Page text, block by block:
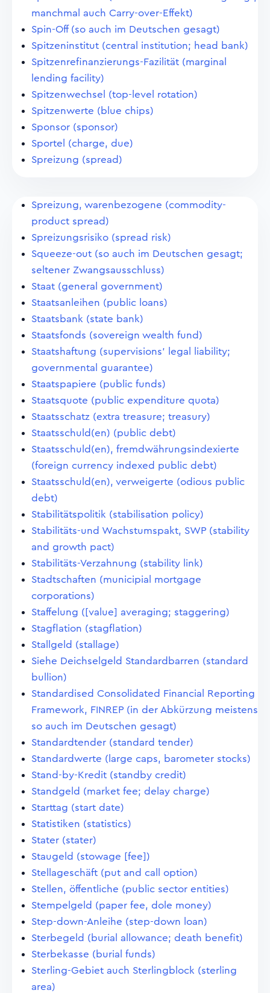
manchmal auch Carry-over-Effekt)
Spin-Off (so auch im Deutschen gesagt)
Spitzeninstitut (central institution; head bank)
Spitzenrefinanzierungs-Fazilität (marginal
lending facility)
Spitzenwechsel (top-level rotation)
Spitzenwerte (blue chips)
Sponsor (sponsor)
Sportel (charge, due)
Spreizung (spread)
Spreizung, warenbezogene (commodity-
product spread)
Spreizungsrisiko (spread risk)
Squeeze-out (so auch im Deutschen gesagt;
seltener Zwangsausschluss)
Staat (general government)
Staatsanleihen (public loans)
Staatsbank (state bank)
Staatsfonds (sovereign wealth fund)
Staatshaftung (supervisions' legal liability;
governmental guarantee)
Staatspapiere (public funds)
Staatsquote (public expenditure quota)
Staatsschatz (extra treasure; treasury)
Staatsschuld(en) (public debt)
Staatsschuld(en), fremdwährungsindexierte
(foreign currency indexed public debt)
Staatsschuld(en), verweigerte (odious public
debt)
Stabilitätspolitik (stabilisation policy)
Stabilitäts-und Wachstumspakt, SWP (stability
and growth pact)
Stabilitäts-Verzahnung (stability link)
Stadtschaften (municipial mortgage
corporations)
Staffelung ([value] averaging; staggering)
Stagflation (stagflation)
Stallgeld (stallage)
Siehe Deichselgeld Standardbarren (standard
bullion)
Standardised Consolidated Financial Reporting
Framework, FINREP (in der Abkürzung meistens
so auch im Deutschen gesagt)
Standardtender (standard tender)
Standardwerte (large caps, barometer stocks)
Stand-by-Kredit (standby credit)
Standgeld (market fee; delay charge)
Starttag (start date)
Statistiken (statistics)
Stater (stater)
Staugeld (stowage [fee])
Stellageschäft (put and call option)
Stellen, öffentliche (public sector entities)
Stempelgeld (paper fee, dole money)
Step-down-Anleihe (step-down loan)
Sterbegeld (burial allowance; death benefit)
Sterbekasse (burial funds)
Sterling-Gebiet auch Sterlingblock (sterling
area)